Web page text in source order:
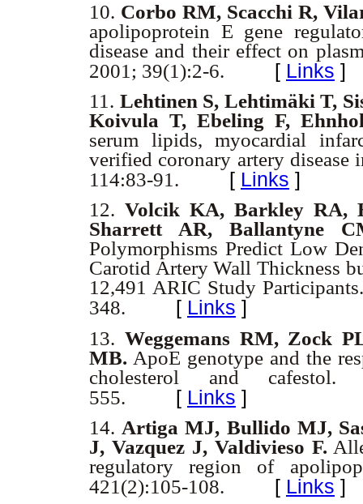
10. Corbo RM, Scacchi R,
apolipoprotein E gene
disease and their effect on
2001; 39(1):2-6.
[ Links ]
11. Lehtinen S, Lehtimäki T,
Koivula T, Ebeling F,
serum lipids, myocardial
verified coronary artery disease
114:83-91.
[ Links ]
12. Volcik KA, Barkley RA,
Sharrett AR, Ballantyne
Polymorphisms Predict Low
Carotid Artery Wall Thickness
12,491 ARIC Study
348.
[ Links ]
13. Weggemans RM, Zock
MB. ApoE genotype and the
cholesterol and
555.
[ Links ]
14. Artiga MJ, Bullido MJ,
J, Vazquez J, Valdivieso F.
regulatory region of
421(2):105-108.
[ Links ]